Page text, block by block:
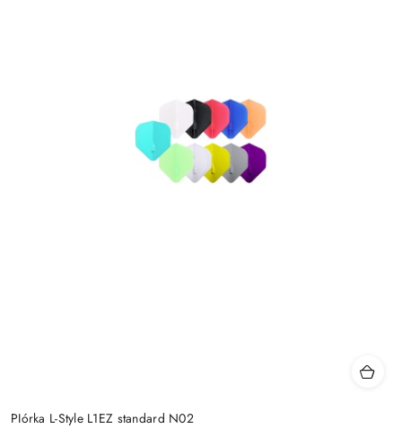
PIórka L-Style L1EZ standard N02